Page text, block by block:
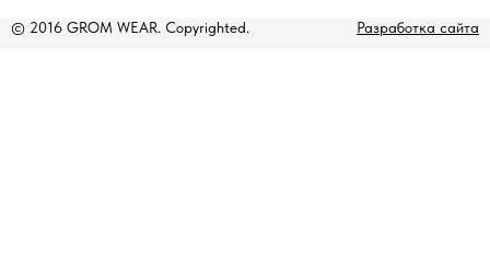
© 2016 GROM WEAR. Copyrighted. Разработка сайта